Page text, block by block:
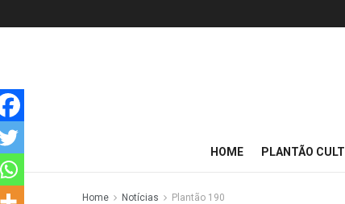
HOME PLANTÃO
Home Notícias Plantão 190